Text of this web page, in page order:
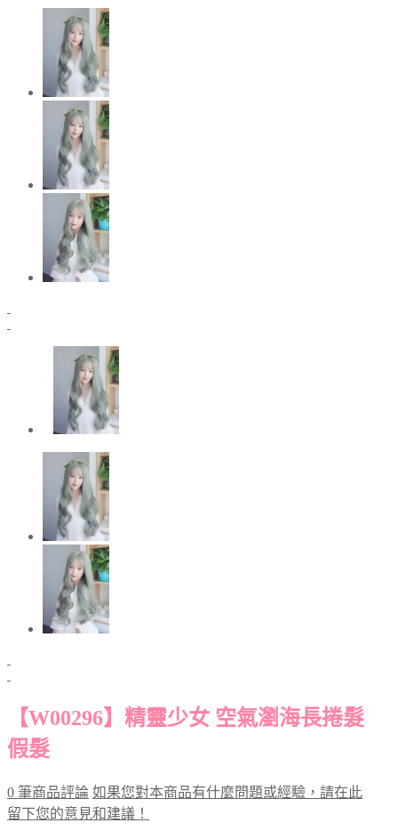
【W00296】精靈少女 空氣瀏海長捲髮
假髮
0 筆商品評論 如果您對本商品有什麼問題或經驗，請在此
留下您的意見和建議！